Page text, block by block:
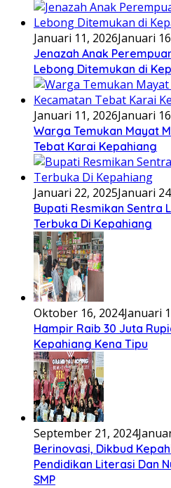
Januari 11, 2026Januari
Jenazah Anak
Lebong Ditemukan di
Januari 11, 2026Januari
Warga Temukan Mayat
Tebat Karai Kepahiang
Januari 22, 2025Januari
Bupati Resmikan Sentra
Terbuka Di Kepahiang
Oktober 16, 2024Januari
Hampir Raib 30 Juta
Kepahiang Kena Tipu
September 21, 2024
Berinovasi, Dikbud
Pendidikan Literasi Dan
SMP